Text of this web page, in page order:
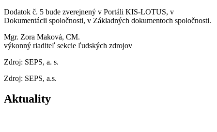
Dodatok č. 5 bude zverejnený v Portáli KIS-LOTUS, v
Dokumentácii spoločnosti, v Základných dokumentoch spoločnosti.
Mgr. Zora Maková, CM.
výkonný riaditeľ sekcie ľudských zdrojov
Zdroj: SEPS, a. s.
Zdroj: SEPS, a.s.
Aktuality